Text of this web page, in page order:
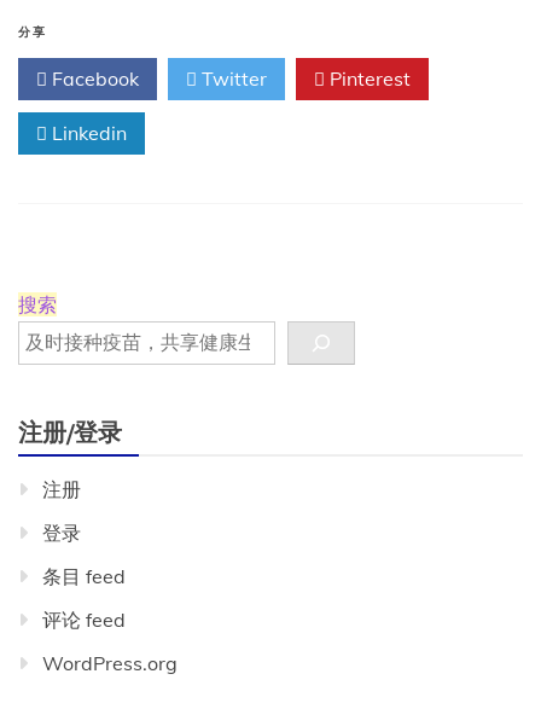
员
会
批
液
体
分享
Facebook Twitter Pinterest
Linkedin
搜索
注册/登录
注册
登录
条目 feed
评论 feed
WordPress.org